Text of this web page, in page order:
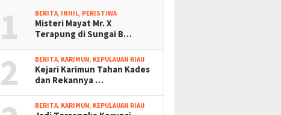
1 BERITA INHIL PERISTIWA
Misteri Mayat Mr. X
Terapung di Sungai B…
2 BERITA KARIMUN KEPULAUAN RIAU
Kejari Karimun Tahan Kades
dan Rekannya …
BERITA KARIMUN KEPULAUAN RIAU